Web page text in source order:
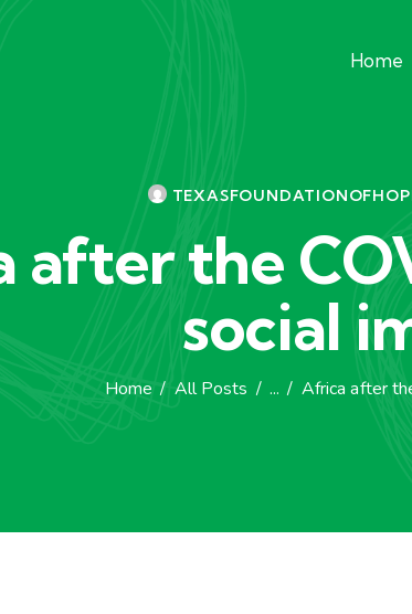
Home
after the
social
Home All Posts ... Africa after